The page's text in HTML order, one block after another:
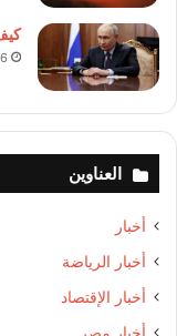
العناوين
أخبار
أخبار الرياضة
أخبار الإقتصاد